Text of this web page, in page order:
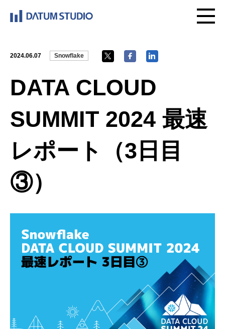
2024.06.07 Snowflake
DATA CLOUD
SUMMIT 2024 最速
レポート（3日目
③）